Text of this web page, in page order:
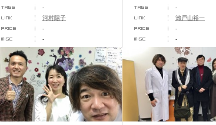
講座...
-
河村陽子
-
-
屋発...
-
瀨戸山裕一
-
-